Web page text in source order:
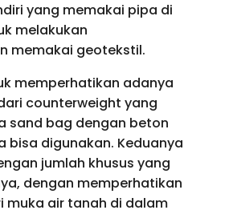
yang memakai pipa di
melakukan
memakai geotekstil.
memperhatikan adanya
counterweight yang
sand bag dengan beton
bisa digunakan. Keduanya
jumlah khusus yang
dengan memperhatikan
muka air tanah di dalam